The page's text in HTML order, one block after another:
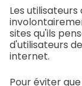
Les
sites qu'ils
d'utilisateurs
internet.
Pour éviter